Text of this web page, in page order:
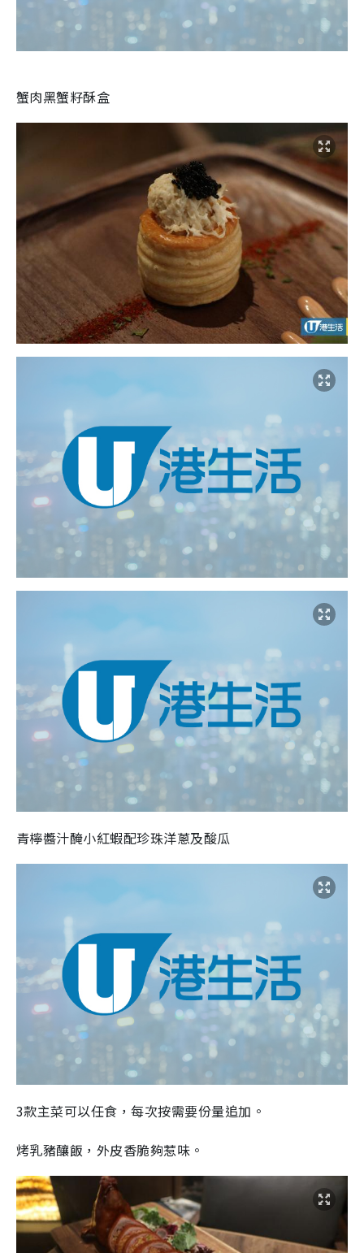
蟹肉黑蟹籽酥盒
青檸醬汁醃小紅蝦配珍珠洋蔥及酸瓜
3款主菜可以任食，每次按需要份量追加。
烤乳豬釀飯，外皮香脆夠惹味。